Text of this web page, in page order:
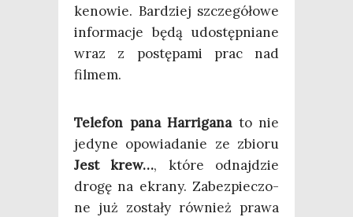
ke­no­wie. Bar­dziej szcze­gó­ło­we
infor­ma­cje będą udo­stęp­nia­ne
wraz z postę­pa­mi prac nad
filmem.
Tele­fon pana Har­ri­ga­nato nie
jedy­ne opo­wia­da­nie ze zbio­ru
Jest krew…, któ­re odnaj­dzie
dro­gę na ekra­ny. Zabez­pie­czo­
ne już zosta­ły rów­nież pra­wa